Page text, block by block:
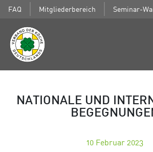
FAQ Mitgliederbereich Seminar-
NATIONALE UND
10 Februar 2023